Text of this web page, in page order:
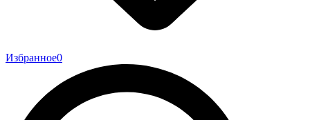
Избранное0